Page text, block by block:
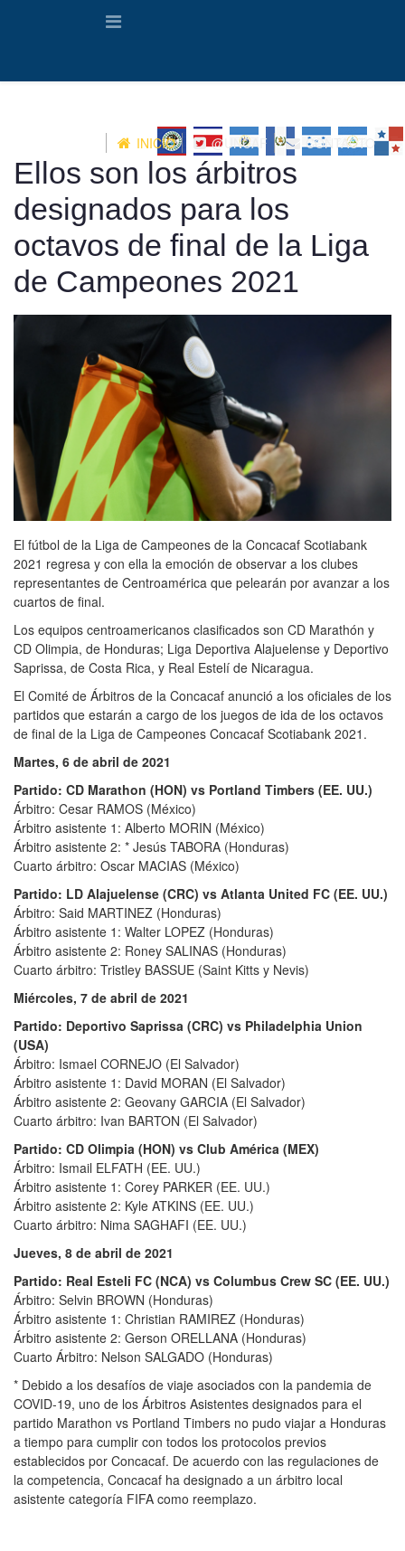
INICIO @UNCAF CONTACTO
Ellos son los árbitros
designados para los
octavos de final de la Liga
de Campeones 2021
El fútbol de la Liga de Campeones de la Concacaf Scotiabank
2021 regresa y con ella la emoción de observar a los clubes
representantes de Centroamérica que pelearán por avanzar a los
cuartos de final.
Los equipos centroamericanos clasificados son CD Marathón y
CD Olimpia, de Honduras; Liga Deportiva Alajuelense y Deportivo
Saprissa, de Costa Rica, y Real Estelí de Nicaragua.
El Comité de Árbitros de la Concacaf anunció a los oficiales de los
partidos que estarán a cargo de los juegos de ida de los octavos
de final de la Liga de Campeones Concacaf Scotiabank 2021.
Martes, 6 de abril de 2021
Partido: CD Marathon (HON) vs Portland Timbers (EE. UU.)
Árbitro: Cesar RAMOS (México)
Árbitro asistente 1: Alberto MORIN (México)
Árbitro asistente 2: * Jesús TABORA (Honduras)
Cuarto árbitro: Oscar MACIAS (México)
Partido: LD Alajuelense (CRC) vs Atlanta United FC (EE. UU.)
Árbitro: Said MARTINEZ (Honduras)
Árbitro asistente 1: Walter LOPEZ (Honduras)
Árbitro asistente 2: Roney SALINAS (Honduras)
Cuarto árbitro: Tristley BASSUE (Saint Kitts y Nevis)
Miércoles, 7 de abril de 2021
Partido: Deportivo Saprissa (CRC) vs Philadelphia Union
(USA)
Árbitro: Ismael CORNEJO (El Salvador)
Árbitro asistente 1: David MORAN (El Salvador)
Árbitro asistente 2: Geovany GARCIA (El Salvador)
Cuarto árbitro: Ivan BARTON (El Salvador)
Partido: CD Olimpia (HON) vs Club América (MEX)
Árbitro: Ismail ELFATH (EE. UU.)
Árbitro asistente 1: Corey PARKER (EE. UU.)
Árbitro asistente 2: Kyle ATKINS (EE. UU.)
Cuarto árbitro: Nima SAGHAFI (EE. UU.)
Jueves, 8 de abril de 2021
Partido: Real Esteli FC (NCA) vs Columbus Crew SC (EE. UU.)
Árbitro: Selvin BROWN (Honduras)
Árbitro asistente 1: Christian RAMIREZ (Honduras)
Árbitro asistente 2: Gerson ORELLANA (Honduras)
Cuarto Árbitro: Nelson SALGADO (Honduras)
* Debido a los desafíos de viaje asociados con la pandemia de
COVID-19, uno de los Árbitros Asistentes designados para el
partido Marathon vs Portland Timbers no pudo viajar a Honduras
a tiempo para cumplir con todos los protocolos previos
establecidos por Concacaf. De acuerdo con las regulaciones de
la competencia, Concacaf ha designado a un árbitro local
asistente categoría FIFA como reemplazo.